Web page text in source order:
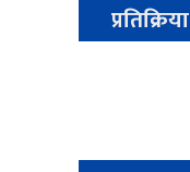
प्रतिक्रिया